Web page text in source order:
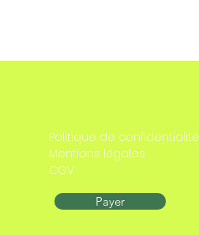
Politique de confidentialité
Mentions légales
CGV
Payer